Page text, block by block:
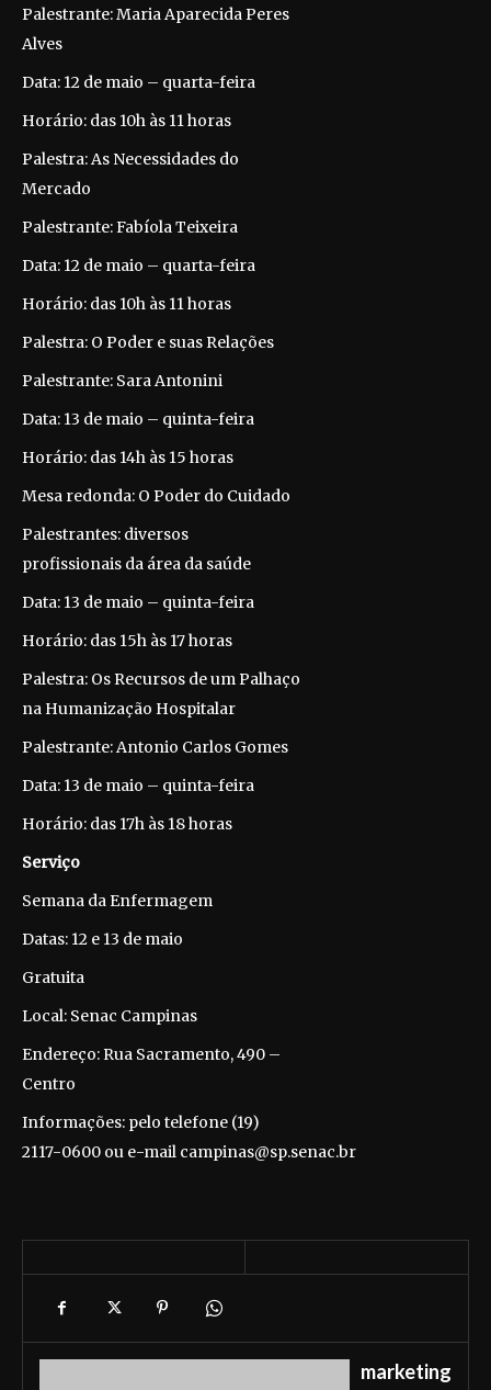
Palestrante: Maria Aparecida Peres
Alves
Data: 12 de maio – quarta-feira
Horário: das 10h às 11 horas
Palestra: As Necessidades do
Mercado
Palestrante: Fabíola Teixeira
Data: 12 de maio – quarta-feira
Horário: das 10h às 11 horas
Palestra: O Poder e suas Relações
Palestrante: Sara Antonini
Data: 13 de maio – quinta-feira
Horário: das 14h às 15 horas
Mesa redonda: O Poder do Cuidado
Palestrantes: diversos
profissionais da área da saúde
Data: 13 de maio – quinta-feira
Horário: das 15h às 17 horas
Palestra: Os Recursos de um Palhaço
na Humanização Hospitalar
Palestrante: Antonio Carlos Gomes
Data: 13 de maio – quinta-feira
Horário: das 17h às 18 horas
Serviço
Semana da Enfermagem
Datas: 12 e 13 de maio
Gratuita
Local: Senac Campinas
Endereço: Rua Sacramento, 490 –
Centro
Informações: pelo telefone (19)
2117-0600 ou e-mail campinas@sp.senac.br
marketing